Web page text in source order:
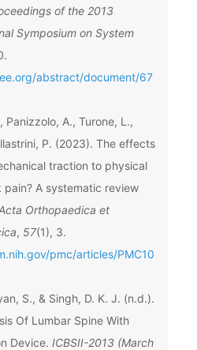
of the 2013
Symposium on System
abstract/document/67
Panizzolo, A., Turone, L.,
P. (2023). The effects
traction to physical
A systematic review
Orthopaedica et
, 57(1), 3.
pmc/articles/PMC10
S., & Singh, D. K. J. (n.d.).
Of Lumbar Spine With
Device. ICBSII-2013 (March